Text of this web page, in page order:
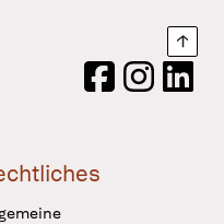
FacebookInstagram